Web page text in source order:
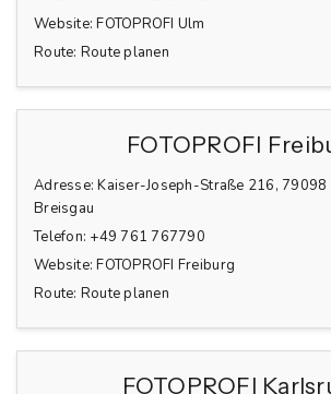
Website: FOTOPROFI Ulm
Route: Route planen
FOTOPROFI
Adresse: Kaiser-Joseph-Straße 216, 79098
Breisgau
Telefon: +49 761 767790
Website: FOTOPROFI Freiburg
Route: Route planen
FOTOPROFI